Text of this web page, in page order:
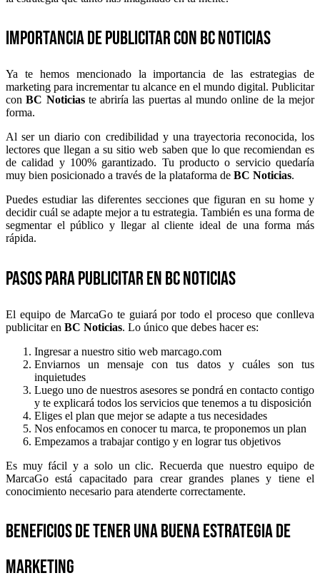
Importancia de publicitar con BC Noticias
Ya te hemos mencionado la importancia de las estrategias de
marketing para incrementar tu alcance en el mundo digital. Publicitar
conBC Noticiaste abriría las puertas al mundo online de la mejor
forma.
Al ser un diario con credibilidad y una trayectoria reconocida, los
lectores que llegan a su sitio web saben que lo que recomiendan es
de calidad y 100% garantizado. Tu producto o servicio quedaría
muy bien posicionado a través de la plataforma de BC Noticias.
Puedes estudiar las diferentes secciones que figuran en su home y
decidir cuál se adapte mejor a tu estrategia. También es una forma de
segmentar el público y llegar al cliente ideal de una forma más
rápida.
Pasos para publicitar en BC Noticias
El equipo de MarcaGo te guiará por todo el proceso que conlleva
publicitar en BC Noticias. Lo único que debes hacer es:
Ingresar a nuestro sitio web marcago.com
Enviarnos un mensaje con tus datos y cuáles son tus
inquietudes
Luego uno de nuestros asesores se pondrá en contacto contigo
y te explicará todos los servicios que tenemos a tu disposición
Eliges el plan que mejor se adapte a tus necesidades
Nos enfocamos en conocer tu marca, te proponemos un plan
Empezamos a trabajar contigo y en lograr tus objetivos
Es muy fácil y a solo un clic. Recuerda que nuestro equipo de
MarcaGo está capacitado para crear grandes planes y tiene el
conocimiento necesario para atenderte correctamente.
Beneficios de tener una buena estrategia de
marketing